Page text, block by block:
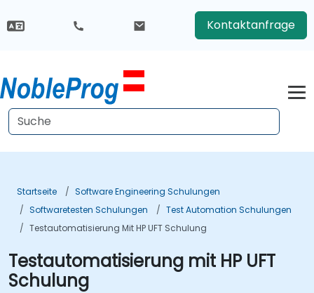
Kontaktanfrage
Startseite
Software Engineering Schulungen
Softwaretesten Schulungen
Test Automation Schulungen
Testautomatisierung Mit HP UFT Schulung
Testautomatisierung mit HP UFT
Schulung